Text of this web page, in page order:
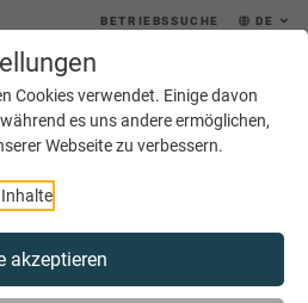
Cookies verwendet. Einige davon
es uns andere ermöglichen,
Webseite zu verbessern.
akzeptieren
BETRIEBSSUCHE DE
MENÜ